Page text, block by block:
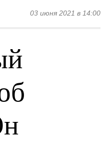
03 июня 2021 в 14:00